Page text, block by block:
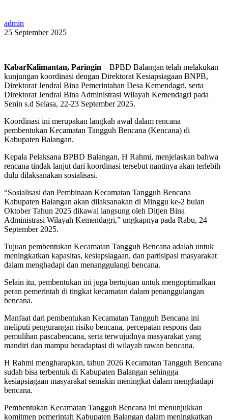
admin
25 September 2025
KabarKalimantan, Paringin – BPBD Balangan telah melakukan
kunjungan koordinasi dengan Direktorat Kesiapsiagaan BNPB,
Direktorat Jendral Bina Pemerintahan Desa Kemendagri, serta
Direktorat Jendral Bina Administrasi Wilayah Kemendagri pada
Senin s.d Selasa, 22-23 September 2025.
Koordinasi ini merupakan langkah awal dalam rencana
pembentukan Kecamatan Tangguh Bencana (Kencana) di
Kabupaten Balangan.
Kepala Pelaksana BPBD Balangan, H Rahmi, menjelaskan bahwa
rencana tindak lanjut dari koordinasi tersebut nantinya akan terlebih
dulu dilaksanakan sosialisasi.
“Sosialisasi dan Pembinaan Kecamatan Tangguh Bencana
Kabupaten Balangan akan dilaksanakan di Minggu ke-2 bulan
Oktober Tahun 2025 dikawal langsung oleh Ditjen Bina
Administrasi Wilayah Kemendagri,” ungkapnya pada Rabu, 24
September 2025.
Tujuan pembentukan Kecamatan Tangguh Bencana adalah untuk
meningkatkan kapasitas, kesiapsiagaan, dan partisipasi masyarakat
dalam menghadapi dan menanggulangi bencana.
Selain itu, pembentukan ini juga bertujuan untuk mengoptimalkan
peran pemerintah di tingkat kecamatan dalam penanggulangan
bencana.
Manfaat dari pembentukan Kecamatan Tangguh Bencana ini
meliputi pengurangan risiko bencana, percepatan respons dan
pemulihan pascabencana, serta terwujudnya masyarakat yang
mandiri dan mampu beradaptasi di wilayah rawan bencana.
H Rahmi mengharapkan, tahun 2026 Kecamatan Tangguh Bencana
sudah bisa terbentuk di Kabupaten Balangan sehingga
kesiapsiagaan masyarakat semakin meningkat dalam menghadapi
bencana.
Pembentukan Kecamatan Tangguh Bencana ini menunjukkan
komitmen pemerintah Kabupaten Balangan dalam meningkatkan